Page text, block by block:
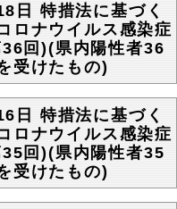
日 特措法に基づく
ロナウイルス感染症
回)(県内陽性者36
受けたもの)
日 特措法に基づく
ロナウイルス感染症
回)(県内陽性者35
受けたもの)